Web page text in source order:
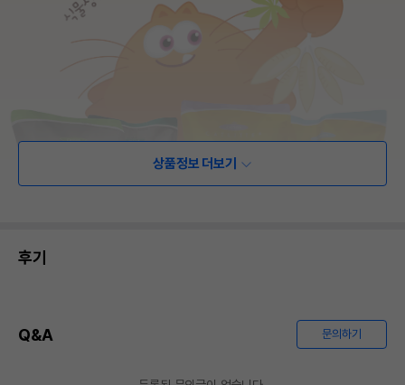
상품정보 더보기
후기
Q&A 문의하기